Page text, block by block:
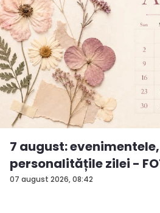
07 august 2026, 08:42
7 august:
personalitățile zilei -